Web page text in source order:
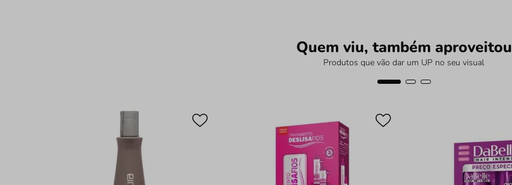
Quem viu, também aproveitou
Produtos que vão dar um UP no seu visual